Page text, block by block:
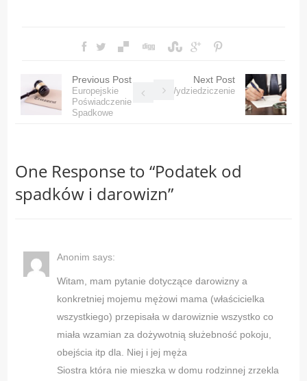
Previous Post
Europejskie
Poświadczenie
Spadkowe
Next Post
Wydziedziczenie
One Response to “Podatek od
spadków i darowizn”
Anonim says:
Witam, mam pytanie dotyczące darowizny a
konkretniej mojemu mężowi mama (właścicielka
wszystkiego) przepisała w darowiznie wszystko co
miała wzamian za dożywotnią służebność pokoju,
obejścia itp dla. Niej i jej męża
Siostra która nie mieszka w domu rodzinnej zrzekla